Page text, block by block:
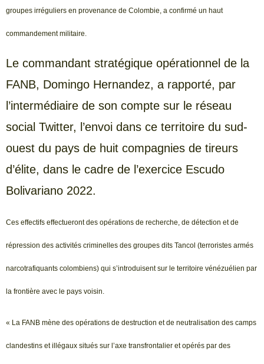
groupes irréguliers en provenance de Colombie, a confirmé un haut
commandement militaire.
Le commandant stratégique opérationnel de la
FANB, Domingo Hernandez, a rapporté, par
l’intermédiaire de son compte sur le réseau
social Twitter, l’envoi dans ce territoire du sud-
ouest du pays de huit compagnies de tireurs
d’élite, dans le cadre de l’exercice Escudo
Bolivariano 2022.
Ces effectifs effectueront des opérations de recherche, de détection et de
répression des activités criminelles des groupes dits Tancol (terroristes armés
narcotrafiquants colombiens) qui s’introduisent sur le territoire vénézuélien par
la frontière avec le pays voisin.
« La FANB mène des opérations de destruction et de neutralisation des camps
clandestins et illégaux situés sur l’axe transfrontalier et opérés par des